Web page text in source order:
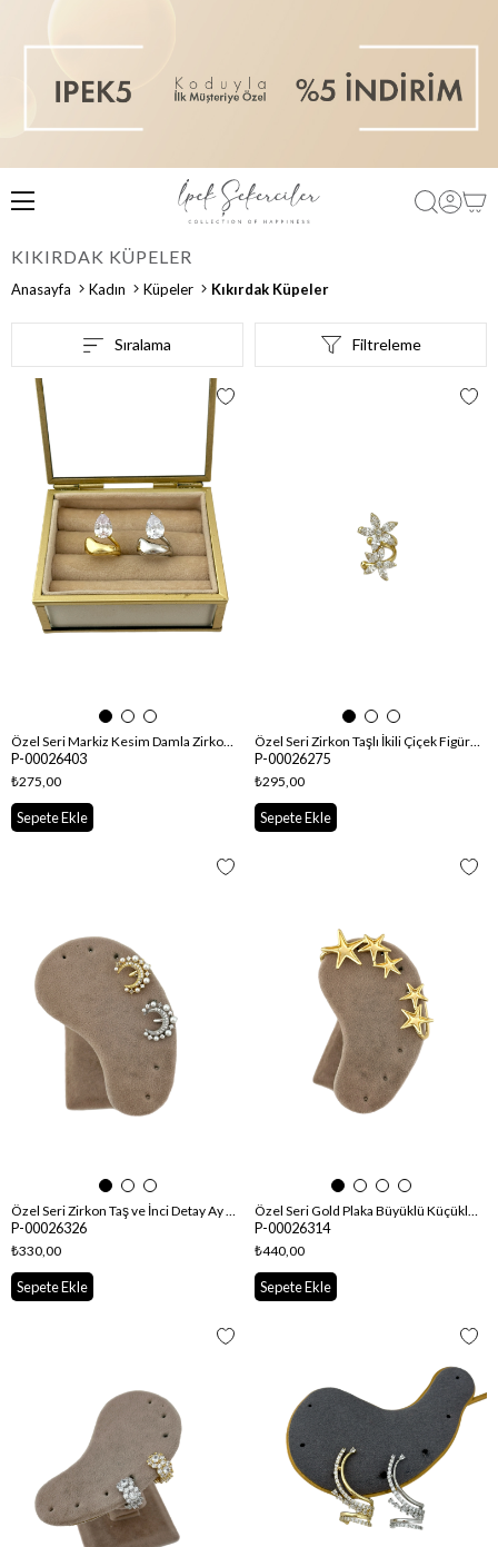
KIKIRDAK KÜPELER
Anasayfa Kadın Küpeler Kıkırdak Küpeler
Filtreleme
Sıralama
Özel Seri Markiz Kesim Damla Zirkon Taşlı Tasarım Kıkırdak Küpe
P-00026403
₺275,00
Sepete Ekle
Özel Seri Zirkon Taşlı İkili Çiçek Figür Kıkırdak Küpe
P-00026275
₺295,00
Sepete Ekle
Özel Seri Zirkon Taş ve İnci Detay Ay Figür Kıkırdak Küpe
P-00026326
₺330,00
Sepete Ekle
Özel Seri Gold Plaka Büyüklü Küçüklü Yıldız Figür Geçmeli Kulak Aksesuarı
P-00026314
₺440,00
Sepete Ekle